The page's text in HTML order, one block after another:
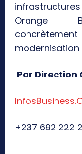
Orange
modernisation
Par Direction
+237 692 222